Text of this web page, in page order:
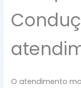
O atendimento